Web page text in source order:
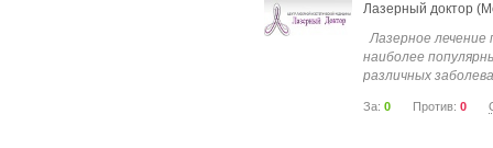
Лазерный доктор
Лазерное лечение
наиболее
различных
За: 0 Против: 0